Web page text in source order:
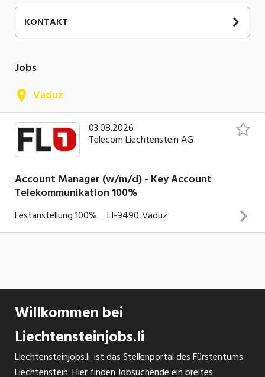
KONTAKT
Jobs
Vaduz
03.08.2026
Telecom Liechtenstein AG
Account Manager (w/m/d) - Key Account
Telekommunikation 100%
Festanstellung100% LI-9490 Vaduz
erkennst Potenziale, bevor sie andere sehen. Das erwartet
Dich Du betreust und entwickelst bestehende
Geschäftskunden aktiv weiter und baust langfristige
Partnerschaften auf Du gewinnst gezielt neue Kunden und
INSERAT ANSEHEN
Willkommen bei
Liechtensteinjobs.li
Liechtensteinjobs.li. ist das Stellenportal des Fürstentums
Liechtenstein. Hier finden Jobsuchende ein breites